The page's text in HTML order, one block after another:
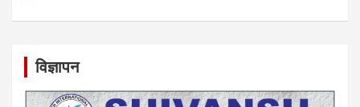
विज्ञापन